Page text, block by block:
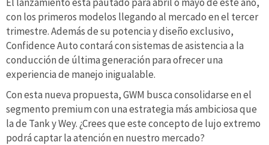
con los primeros modelos llegando al mercado en el tercer
trimestre. Además de su potencia y diseño exclusivo,
Confidence Auto contará con sistemas de asistencia a la
conducción de última generación para ofrecer una
experiencia de manejo inigualable.
Con esta nueva propuesta, GWM busca consolidarse en el
segmento premium con una estrategia más ambiciosa que
la de Tank y Wey. ¿Crees que este concepto de lujo extremo
podrá captar la atención en nuestro mercado?